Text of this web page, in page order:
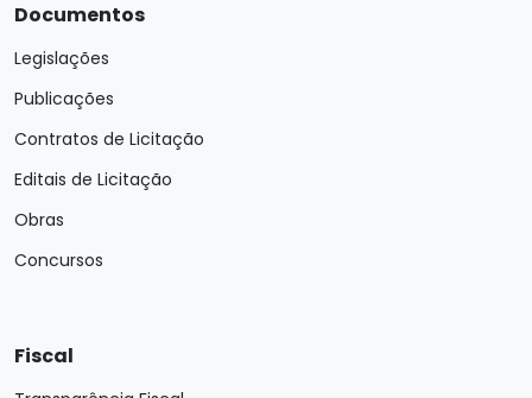
Documentos
Legislações
Publicações
Contratos de Licitação
Editais de Licitação
Obras
Concursos
Fiscal